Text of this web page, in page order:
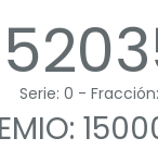
Serie: 0 -